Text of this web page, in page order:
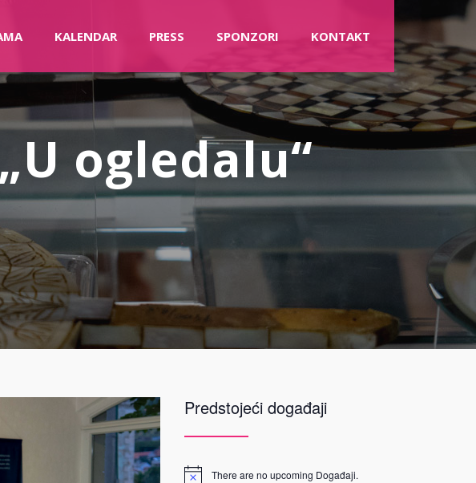
KALENDAR PRESS SPONZORI KONTAKT
ogledalu“
Predstojeći događaji
There are no upcoming Događaji.